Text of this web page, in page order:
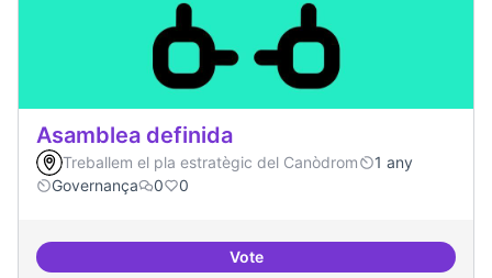
Asamblea definida
Treballem el pla estratègic del Canòdrom
1 any
Governança
0 0
VoteAsamblea definida